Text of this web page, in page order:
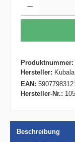
Produktnummer:
Hersteller: Kubala
EAN:
Hersteller-Nr.:
Beschreibung